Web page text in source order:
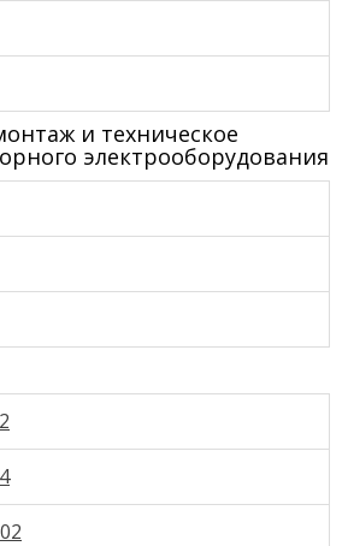
и техническое
электрооборудования